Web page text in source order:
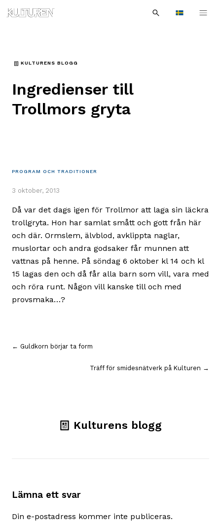
navigationen
innehållet
Languages
efter:
Sök
KULTURENS BLOGG
Ingredienser till
Trollmors gryta
PROGRAM OCH TRADITIONER
3 oktober, 2013
Då var det dags igen för Trollmor att laga sin läckra
trollgryta. Hon har samlat smått och gott från här
och där. Ormslem, älvblod, avklippta naglar,
muslortar och andra godsaker får munnen att
vattnas på henne. På söndag 6 oktober kl 14 och kl
15 lagas den och då får alla barn som vill, vara med
och röra runt. Någon vill kanske till och med
provsmaka…?
Inläggsnavigering
← Guldkorn börjar ta form
Träff för smidesnätverk på Kulturen →
Kulturens blogg
Lämna ett svar
Din e-postadress kommer inte publiceras.